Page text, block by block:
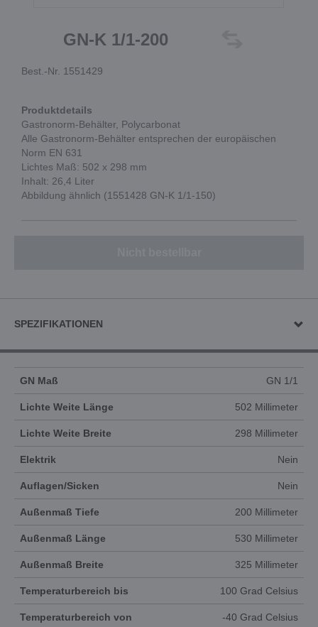
GN-K 1/1-200
Best.-Nr. 1551429
Produktdetails
Gastronorm-Behälter, Polycarbonat
Alle Gastronorm-Behälter entsprechen der europäischen
Norm EN 631
Lichtes Maß: 502 x 298 mm
Inhalt: 26,4 Liter
Abbildung ähnlich (1551428 GN-K 1/1-150)
SPEZIFIKATIONEN
GN Maß GN 1/1
Lichte Weite Länge 502 Millimeter
Lichte Weite Breite 298 Millimeter
Elektrik Nein
Auflagen/Sicken Nein
Außenmaß Tiefe 200 Millimeter
Außenmaß Länge 530 Millimeter
Außenmaß Breite 325 Millimeter
Temperaturbereich bis 100 Grad Celsius
Temperaturbereich von -40 Grad Celsius